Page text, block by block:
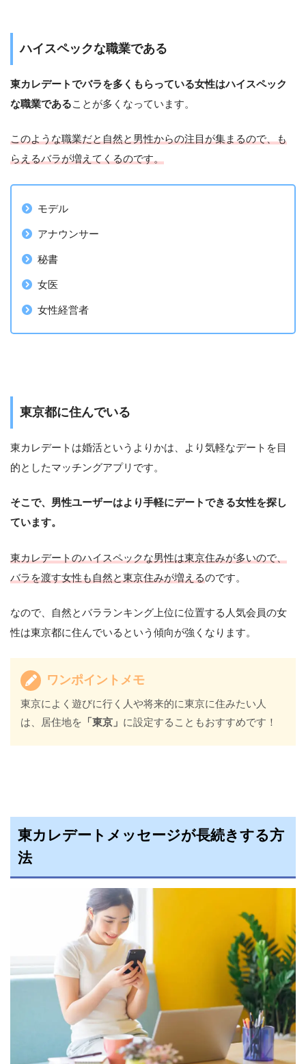
ハイスペックな職業である
東カレデートでバラを多くもらっている女性はハイスペック
な職業であることが多くなっています。
このような職業だと自然と男性からの注目が集まるので、も
らえるバラが増えてくるのです。
モデル
アナウンサー
秘書
女医
女性経営者
東京都に住んでいる
東カレデートは婚活というよりかは、より気軽なデートを目
的としたマッチングアプリです。
そこで、男性ユーザーはより手軽にデートできる女性を探し
ています。
東カレデートのハイスペックな男性は東京住みが多いので、
バラを渡す女性も自然と東京住みが増えるのです。
なので、自然とバラランキング上位に位置する人気会員の女
性は東京都に住んでいるという傾向が強くなります。
ワンポイントメモ
東京によく遊びに行く人や将来的に東京に住みたい人
は、居住地を 「東京」 に設定することもおすすめです！
東カレデートメッセージが長続きする方
法